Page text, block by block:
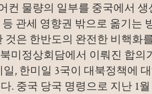
컨 물량의 일부를 중국에서
관세 영향권 밖으로 옮기는
것은 한반도의 완전한 비핵화
북미정상회담에서 이뤄진 합의
일, 한미일 3국이 대북정책에
. 중국 당국 명령으로 지난 1